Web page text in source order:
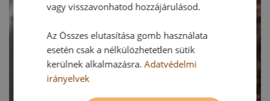
vagy visszavonhatod hozzájárulásod.
Az Összes elutasítása gomb használata
esetén csak a nélkülözhetetlen sütik
kerülnek alkalmazásra.Adatvédelmi
irányelvek